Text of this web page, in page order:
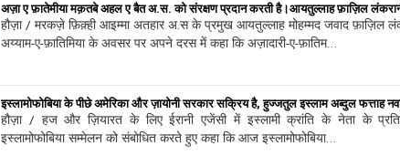
अज़ा ए फ़ातेमीया मक़तबे अहल ए बैत अ.स. को संरक्षण प्रदान करती है।आयतुल्लाह फ़ाज़िल
हौज़ा / मरकज़े फ़िक़्ही आइम्मा अतहार अ.स के प्रमुख आयतुल्लाह मोहम्मद जवाद फ़ाज़िल
अय्याम-ए-फ़ातिमिया के अवसर पर अपने दरस में कहा कि अज़ादारी-ए-फ़ातिम…
इस्लामोफोबिया के पीछे अमेरिका और ज़ायोनी सरकार सक्रिय है, हुज्जतुल इस्लाम अब्दुल फत्ताह
हौज़ा / हज और ज़ियारत के लिए ईरानी एजेंसी में इस्लामी क्रांति के नेता के
इस्लामोफोबिया सम्मेलन को संबोधित करते हुए कहा कि आज इस्लामोफोबिया…